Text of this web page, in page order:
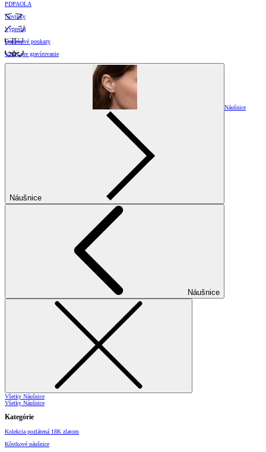
PDPAOLA
Novinky
Výpredaj
Darčekové poukazy
Vzory pre gravírovanie
Náušnice
Náušnice
Náušnice
Všetky Náušnice
Všetky Náušnice
Kategórie
Kolekcia pozlátená 18K zlatom
Kôstkové náušnice